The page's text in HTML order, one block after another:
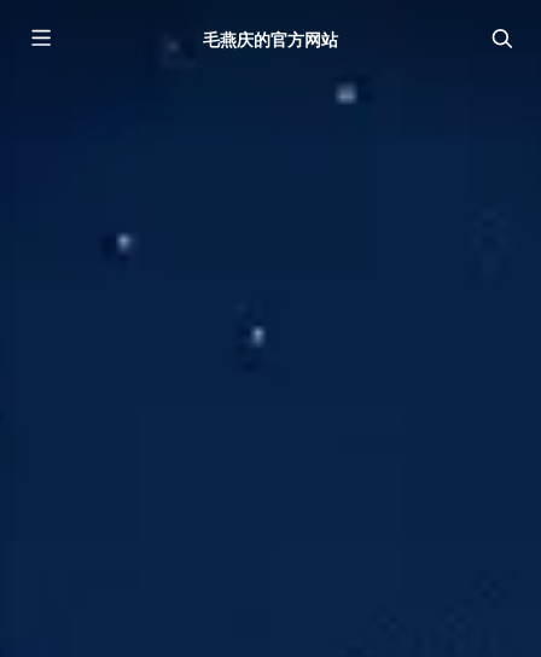
毛燕庆的官方网站